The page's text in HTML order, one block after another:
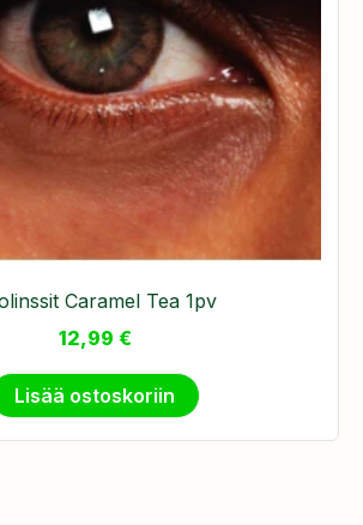
Caramel Tea 1pv
12,99 €
Lisää ostoskoriin